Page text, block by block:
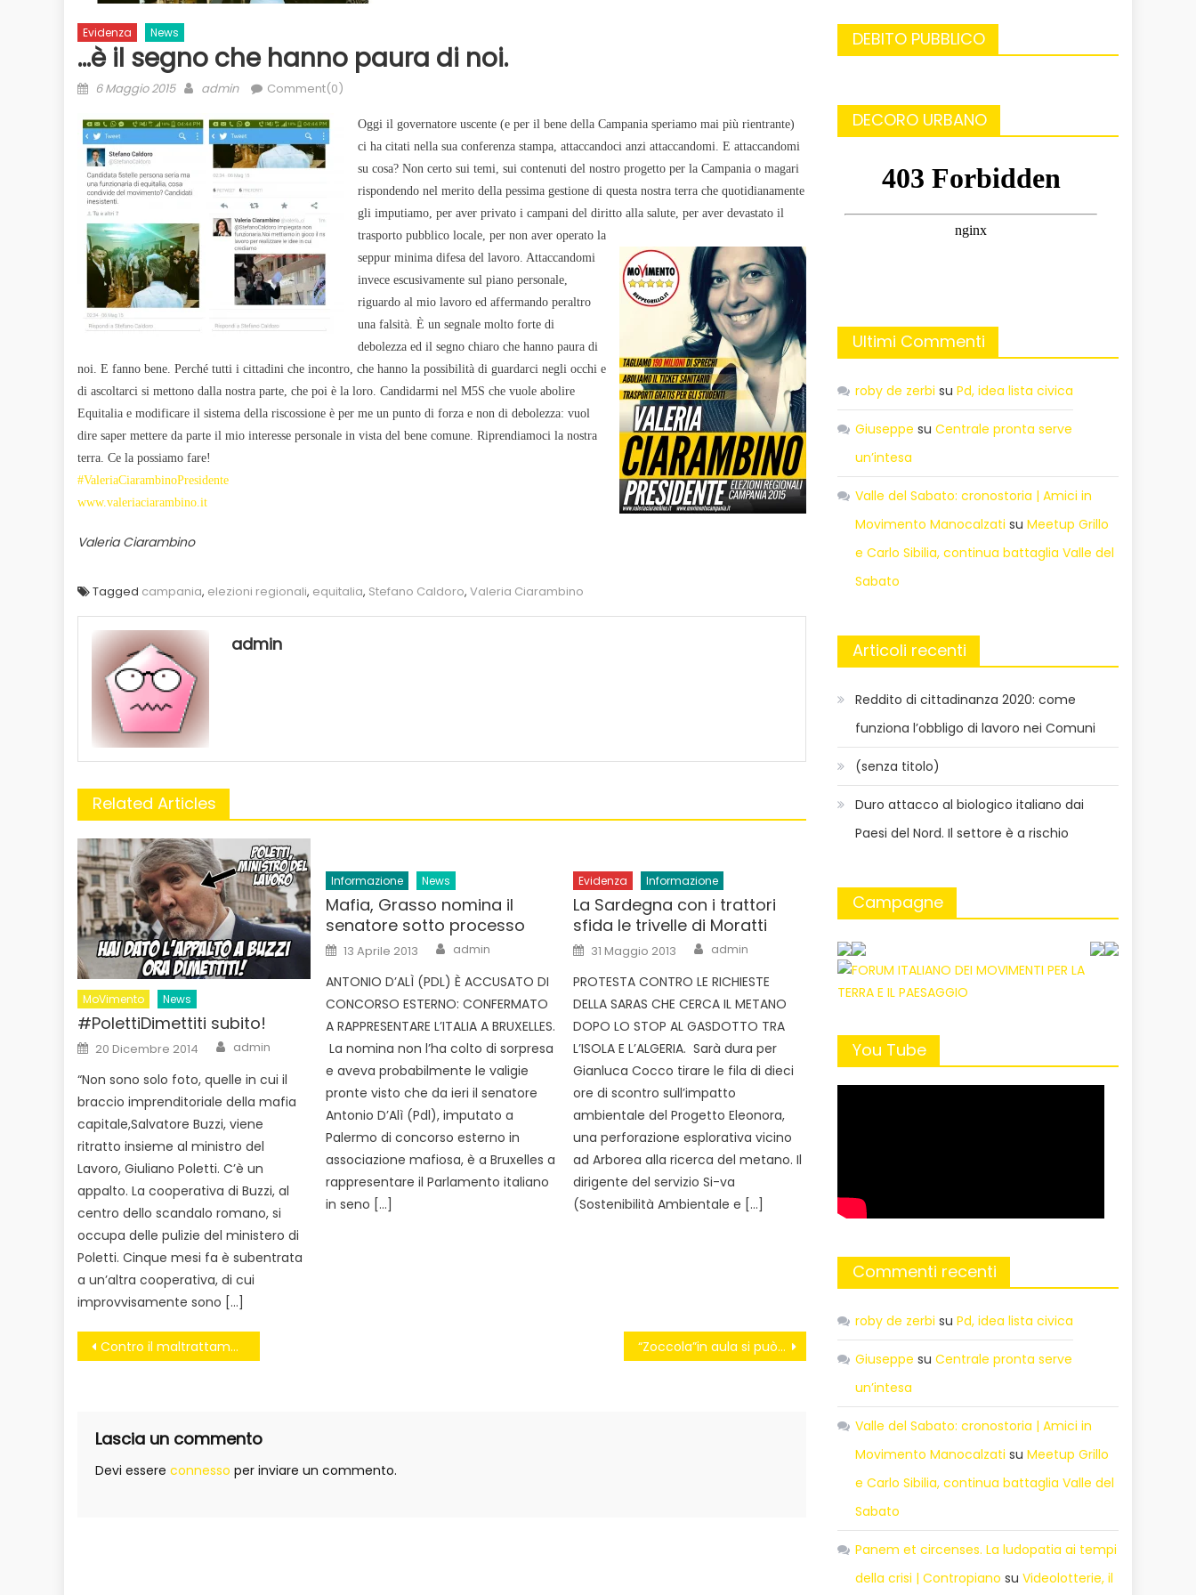
Evidenza News
…è il segno che hanno paura di noi.
Posted
6 Maggio 2015 Author
admin Comment(0)
Oggi il governatore uscente (e per il bene della Campania speriamo mai più rientrante)
ci ha citati nella sua conferenza stampa, attaccandoci anzi attaccandomi. E attaccandomi
su cosa? Non certo sui temi, sui contenuti del nostro progetto per la Campania o magari
rispondendo nel merito della pessima gestione di questa nostra terra che quotidianamente
gli imputiamo, per aver privato i campani del diritto alla salute, per aver devastato il
trasporto pubblico locale, per non aver operato la
seppur minima difesa del lavoro. Attaccandomi
invece escusivamente sul piano personale,
riguardo al mio lavoro ed affermando peraltro
una falsità. È un segnale molto forte di
debolezza ed il segno chiaro che hanno paura di
noi. E fanno bene. Perché tutti i cittadini che incontro, che hanno la possibilità di guardarci negli occhi e
di ascoltarci si mettono dalla nostra parte, che poi è la loro. Candidarmi nel M5S che vuole abolire
Equitalia e modificare il sistema della riscossione è per me un punto di forza e non di debolezza: vuol
dire saper mettere da parte il mio interesse personale in vista del bene comune. Riprendiamoci la nostra
terra. Ce la possiamo fare!
‪#‎ValeriaCiarambinoPresidente‬
www.valeriaciarambino.it
Valeria Ciarambino
Tagged campania, elezioni regionali, equitalia, Stefano Caldoro, Valeria Ciarambino
admin
Related Articles
MoVimento News
#PolettiDimettiti subito!
Posted
on
20 Dicembre 2014 Author
admin
“Non sono solo foto, quelle in cui il
braccio imprenditoriale della mafia
capitale,Salvatore Buzzi, viene
ritratto insieme al ministro del
Lavoro, Giuliano Poletti. C’è un
appalto. La cooperativa di Buzzi, al
centro dello scandalo romano, si
occupa delle pulizie del ministero di
Poletti. Cinque mesi fa è subentrata
a un’altra cooperativa, di cui
improvvisamente sono […]
Informazione News
Mafia, Grasso nomina il
senatore sotto processo
Posted
on
13 Aprile 2013 Author
admin
ANTONIO D’ALÌ (PDL) È ACCUSATO DI
CONCORSO ESTERNO: CONFERMATO
A RAPPRESENTARE L’ITALIA A BRUXELLES.
La nomina non l’ha colto di sorpresa
e aveva probabilmente le valigie
pronte visto che da ieri il senatore
Antonio D’Alì (Pdl), imputato a
Palermo di concorso esterno in
associazione mafiosa, è a Bruxelles a
rappresentare il Parlamento italiano
in seno […]
Evidenza Informazione
La Sardegna con i trattori
sfida le trivelle di Moratti
Posted
on
31 Maggio 2013 Author
admin
PROTESTA CONTRO LE RICHIESTE
DELLA SARAS CHE CERCA IL METANO
DOPO LO STOP AL GASDOTTO TRA
L’ISOLA E L’ALGERIA. Sarà dura per
Gianluca Cocco tirare le fila di dieci
ore di scontro sull’impatto
ambientale del Progetto Eleonora,
una perforazione esplorativa vicino
ad Arborea alla ricerca del metano. Il
dirigente del servizio Si-va
(Sostenibilità Ambientale e […]
Navigazione
Contro il maltrattamento degli animali approvate le mozioni M5S. Adesso via al DDL! “Zoccola”in aula si può dire
Lascia un commento
Devi essere connesso per inviare un commento.
DEBITO PUBBLICO
DECORO URBANO
Ultimi Commenti
roby de zerbi suPd, idea lista civica
Giuseppe suCentrale pronta serve
un’intesa
Valle del Sabato: cronostoria | Amici in
Movimento Manocalzati suMeetup Grillo
e Carlo Sibilia, continua battaglia Valle del
Sabato
Articoli recenti
Reddito di cittadinanza 2020: come
funziona l’obbligo di lavoro nei Comuni
(senza titolo)
Duro attacco al biologico italiano dai
Paesi del Nord. Il settore è a rischio
Campagne
You Tube
Commenti recenti
roby de zerbi suPd, idea lista civica
Giuseppe suCentrale pronta serve
un’intesa
Valle del Sabato: cronostoria | Amici in
Movimento Manocalzati suMeetup Grillo
e Carlo Sibilia, continua battaglia Valle del
Sabato
Panem et circenses. La ludopatia ai tempi
della crisi | Contropiano suVideolotterie, il